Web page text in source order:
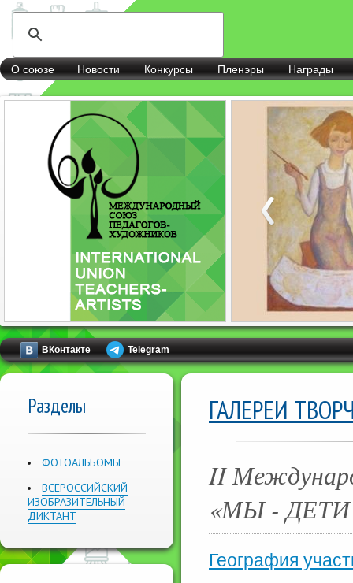
О союзе Новости Конкурсы Пленэры Награды
ВКонтакте Telegram
Разделы
ФОТОАЛЬБОМЫ
ВСЕРОССИЙСКИЙ
ИЗОБРАЗИТЕЛЬНЫЙ
ДИКТАНТ
ГАЛЕРЕИ
II
«МЫ -
География